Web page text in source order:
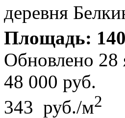
деревня
Площадь:
Обновлено 28
48 000 руб.
343 руб./м2